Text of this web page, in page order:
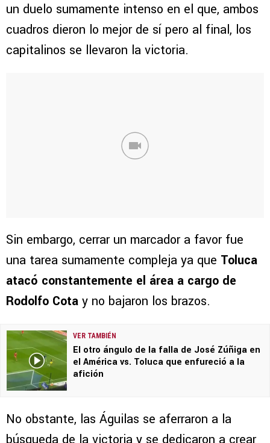
un duelo sumamente intenso en el que, ambos
cuadros dieron lo mejor de sí pero al final, los
capitalinos se llevaron la victoria.
Sin embargo, cerrar un marcador a favor fue
una tarea sumamente compleja ya que Toluca
atacó constantemente el área a cargo de
Rodolfo Cota y no bajaron los brazos.
VER TAMBIÉN
El otro ángulo de la falla de José Zúñiga en
el América vs. Toluca que enfureció a la
afición
No obstante, las Águilas se aferraron a la